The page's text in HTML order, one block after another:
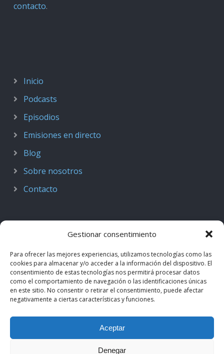
Gestionar consentimiento
Para ofrecer las mejores experiencias, utilizamos tecnologías como las
cookies para almacenar y/o acceder a la información del dispositivo. El
consentimiento de estas tecnologías nos permitirá procesar datos
como el comportamiento de navegación o las identificaciones únicas
en este sitio. No consentir o retirar el consentimiento, puede afectar
negativamente a ciertas características y funciones.
Aceptar
Denegar
contacto.
Inicio
Podcasts
Episodios
Emisiones en directo
Blog
Sobre nosotros
Contacto
Podcast de Medicina · by casiMedicos
Radio casiMedicos
. Los contenidos pertenecen a sus